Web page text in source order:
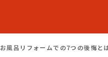
お風呂リフォームでの7つの後悔と